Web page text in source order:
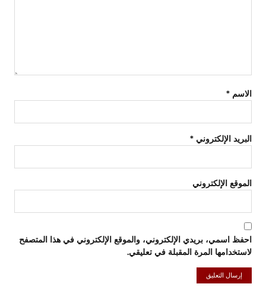
الاسم *
البريد الإلكتروني *
الموقع الإلكتروني
احفظ اسمي، بريدي الإلكتروني، والموقع الإلكتروني في هذا المتصفح
لاستخدامها المرة المقبلة في تعليقي.